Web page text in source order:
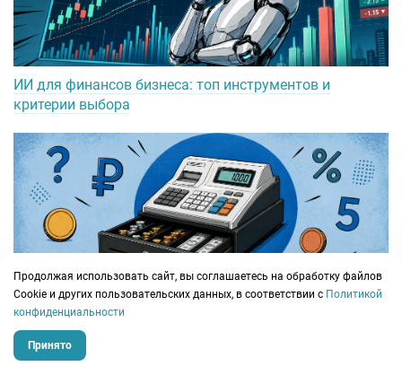
ИИ для финансов бизнеса: топ инструментов и
критерии выбора
Метод начисления и кассовый метод: отличия,
правила и выбор для бизнеса
Продолжая использовать сайт, вы соглашаетесь на обработку файлов
Сookie и других пользовательских данных, в соответствии с Политикой
конфиденциальности
Принято